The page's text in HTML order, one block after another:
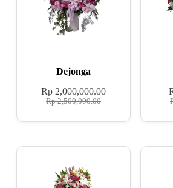
Dejonga
Rp2,500,000.00
Rp2,000,000.00